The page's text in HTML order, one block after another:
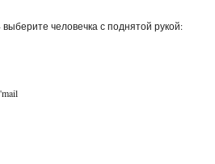
человечка с поднятой рукой: